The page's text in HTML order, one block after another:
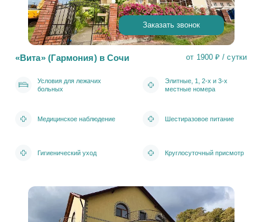
Заказать звонок
«Вита» (Гармония) в Сочи от 1900 ₽ / сутки
Условия для лежачих
больных
Элитные, 1, 2-х и 3-х
местные номера
Медицинское наблюдение Шестиразовое питание
Гигиенический уход Круглосуточный присмотр